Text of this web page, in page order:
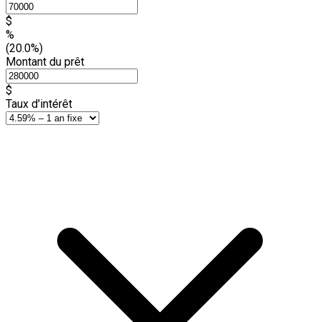
$
%
(20.0%)
Montant du prêt
$
Taux d'intérêt